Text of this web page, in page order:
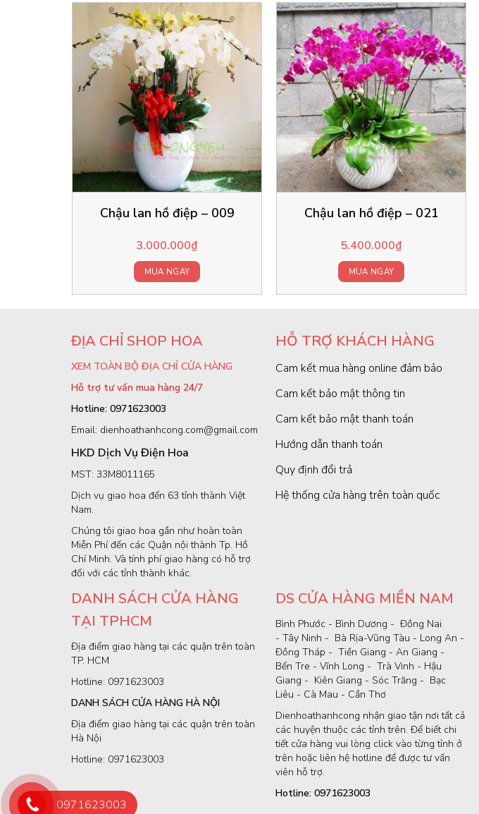
Chậu lan hồ điệp – 009
3.000.000₫
MUA NGAY
Chậu lan hồ điệp – 021
5.400.000₫
MUA NGAY
ĐỊA CHỈ SHOP HOA
XEM TOÀN BỘ ĐỊA CHỈ CỬA HÀNG
Hỗ trợ tư vấn mua hàng 24/7
Hotline: 0971623003
Email: dienhoathanhcong.com@gmail.com
HKD Dịch Vụ Điện Hoa
MST: 33M8011165
Dịch vụ giao hoa đến 63 tỉnh thành Việt
Nam.
Chúng tôi giao hoa gần như hoàn toàn
Miễn Phí đến các Quận nội thành Tp. Hồ
Chí Minh. Và tính phí giao hàng có hỗ trợ
đối với các tỉnh thành khác.
HỖ TRỢ KHÁCH HÀNG
Cam kết mua hàng online đảm bảo
Cam kết bảo mật thông tin
Cam kết bảo mật thanh toán
Hướng dẫn thanh toán
Quy định đổi trả
Hệ thống cửa hàng trên toàn quốc
DANH SÁCH CỬA HÀNG
TẠI TPHCM
Địa điểm giao hàng tại các quận trên toàn
TP. HCM
Hotline: 0971623003
DANH SÁCH CỬA HÀNG HÀ NỘI
Địa điểm giao hàng tại các quận trên toàn
Hà Nội
Hotline: 0971623003
DS CỬA HÀNG MIỀN NAM
Bình Phước - Bình Dương - Đồng Nai
- Tây Ninh - Bà Rịa-Vũng Tàu - Long An -
Đồng Tháp - Tiền Giang - An Giang -
Bến Tre - Vĩnh Long - Trà Vinh - Hậu
Giang - Kiên Giang - Sóc Trăng - Bạc
Liêu - Cà Mau - Cần Thơ
Dienhoathanhcong nhận giao tận nơi tất cả
các huyện thuộc các tỉnh trên. Để biết chi
tiết cửa hàng vui lòng click vào từng tỉnh ở
trên hoặc liên hệ hotline để được tư vấn
viên hỗ trợ.
Hotline: 0971623003
0971623003